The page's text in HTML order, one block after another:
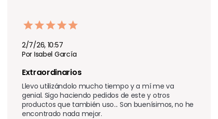
2/7/26, 10:57
Por Isabel García
Extraordinarios
Llevo utilizándolo mucho tiempo y a mí me va
genial. Sigo haciendo pedidos de este y otros
productos que también uso... Son buenísimos, no he
encontrado nada mejor.